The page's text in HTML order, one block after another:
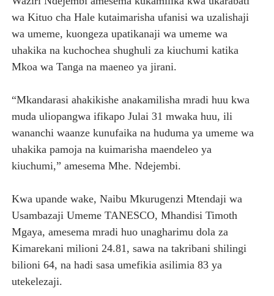
wa Kituo cha Hale kutaimarisha ufanisi wa uzalishaji
wa umeme, kuongeza upatikanaji wa umeme wa
uhakika na kuchochea shughuli za kiuchumi katika
Mkoa wa Tanga na maeneo ya jirani.
“Mkandarasi ahakikishe anakamilisha mradi huu kwa
muda uliopangwa ifikapo Julai 31 mwaka huu, ili
wananchi waanze kunufaika na huduma ya umeme wa
uhakika pamoja na kuimarisha maendeleo ya
kiuchumi,” amesema Mhe. Ndejembi.
Kwa upande wake, Naibu Mkurugenzi Mtendaji wa
Usambazaji Umeme TANESCO, Mhandisi Timoth
Mgaya, amesema mradi huo unagharimu dola za
Kimarekani milioni 24.81, sawa na takribani shilingi
bilioni 64, na hadi sasa umefikia asilimia 83 ya
utekelezaji.